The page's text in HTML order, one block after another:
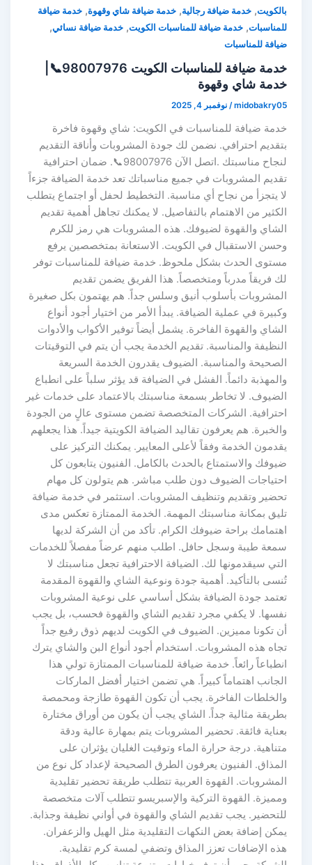
بالكويت, خدمة ضيافة رجالية, خدمة ضيافة شاي وقهوة, خدمة ضيافة
للمناسبات, خدمة ضيافة للمناسبات الكويت, خدمة ضيافة نسائي,
ضيافة للمناسبات
خدمة ضيافة للمناسبات الكويت 98007976📞|
خدمة شاي وقهوة
midobakry05
/نوفمبر 4, 2025
خدمة ضيافة للمناسبات في الكويت: شاي وقهوة فاخرة
بتقديم احترافي. نضمن لك جودة المشروبات وأناقة التقديم
لنجاح مناسبتك .اتصل الآن 98007976📞. ضمان احترافية
تقديم المشروبات في جميع مناسباتك تعد خدمة الضيافة جزءاً
لا يتجزأ من نجاح أي مناسبة. التخطيط لحفل أو اجتماع يتطلب
الكثير من الاهتمام بالتفاصيل. لا يمكنك تجاهل أهمية تقديم
الشاي والقهوة لضيوفك. هذه المشروبات هي رمز للكرم
وحسن الاستقبال في الكويت. الاستعانة بمتخصصين يرفع
مستوى الحدث بشكل ملحوظ. خدمة ضيافة للمناسبات توفر
لك فريقاً مدرباً ومتخصصاً. هذا الفريق يضمن تقديم
المشروبات بأسلوب أنيق وسلس جداً. هم يهتمون بكل صغيرة
وكبيرة في عملية الضيافة. يبدأ الأمر من اختيار أجود أنواع
الشاي والقهوة الفاخرة. يشمل أيضاً توفير الأكواب والأدوات
النظيفة والمناسبة. تقديم الخدمة يجب أن يتم في التوقيتات
الصحيحة والمناسبة. الضيوف يقدرون الخدمة السريعة
والمهذبة دائماً. الفشل في الضيافة قد يؤثر سلباً على انطباع
الضيوف. لا تخاطر بسمعة مناسبتك بالاعتماد على خدمات غير
احترافية. الشركات المتخصصة تضمن مستوى عالٍ من الجودة
والخبرة. هم يعرفون تقاليد الضيافة الكويتية جيداً. هذا يجعلهم
يقدمون الخدمة وفقاً لأعلى المعايير. يمكنك التركيز على
ضيوفك والاستمتاع بالحدث بالكامل. الفنيون يتابعون كل
احتياجات الضيوف دون طلب مباشر. هم يتولون كل مهام
تحضير وتقديم وتنظيف المشروبات. استثمر في خدمة ضيافة
تليق بمكانة مناسبتك المهمة. الخدمة الممتازة تعكس مدى
اهتمامك براحة ضيوفك الكرام. تأكد من أن الشركة لديها
سمعة طيبة وسجل حافل. اطلب منهم عرضاً مفصلاً للخدمات
التي سيقدمونها لك. الضيافة الاحترافية تجعل مناسبتك لا
تُنسى بالتأكيد. أهمية جودة ونوعية الشاي والقهوة المقدمة
تعتمد جودة الضيافة بشكل أساسي على نوعية المشروبات
نفسها. لا يكفي مجرد تقديم الشاي والقهوة فحسب، بل يجب
أن تكونا مميزين. الضيوف في الكويت لديهم ذوق رفيع جداً
تجاه هذه المشروبات. استخدام أجود أنواع البن والشاي يترك
انطباعاً رائعاً. خدمة ضيافة للمناسبات الممتازة تولي هذا
الجانب اهتماماً كبيراً. هي تضمن اختيار أفضل الماركات
والخلطات الفاخرة. يجب أن تكون القهوة طازجة ومحمصة
بطريقة مثالية جداً. الشاي يجب أن يكون من أوراق مختارة
بعناية فائقة. تحضير المشروبات يتم بمهارة عالية ودقة
متناهية. درجة حرارة الماء وتوقيت الغليان يؤثران على
المذاق. الفنيون يعرفون الطرق الصحيحة لإعداد كل نوع من
المشروبات. القهوة العربية تتطلب طريقة تحضير تقليدية
ومميزة. القهوة التركية والإسبريسو تتطلب آلات متخصصة
للتحضير. يجب تقديم الشاي والقهوة في أواني نظيفة وجذابة.
يمكن إضافة بعض النكهات التقليدية مثل الهيل والزعفران.
هذه الإضافات تعزز المذاق وتضفي لمسة كرم تقليدية.